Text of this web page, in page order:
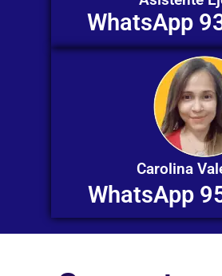
WhatsApp
Carolina
WhatsApp